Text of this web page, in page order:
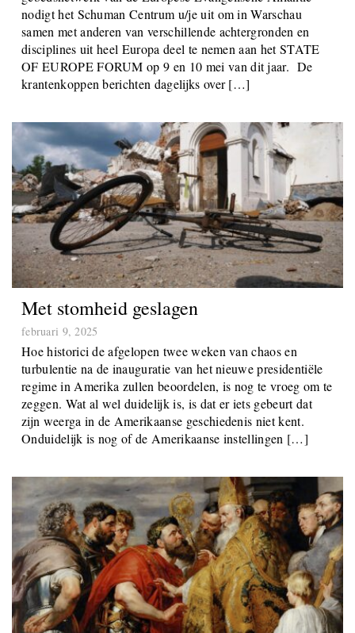
Namens het Poolse Christelijke Forum en het
gebedsnetwerk van de Europese Evangelische Alliantie
nodigt het Schuman Centrum u/je uit om in Warschau
samen met anderen van verschillende achtergronden en
disciplines uit heel Europa deel te nemen aan het STATE
OF EUROPE FORUM op 9 en 10 mei van dit jaar. De
Met stomheid geslagen
februari 9, 2025
Hoe historici de afgelopen twee weken van chaos en
turbulentie na de inauguratie van het nieuwe presidentiële
regime in Amerika zullen beoordelen, is nog te vroeg om te
zeggen. Wat al wel duidelijk is, is dat er iets gebeurt dat
zijn weerga in de Amerikaanse geschiedenis niet kent.